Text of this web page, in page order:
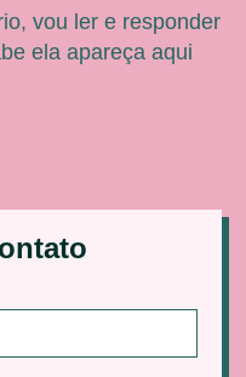
vou ler e responder
ela apareça aqui